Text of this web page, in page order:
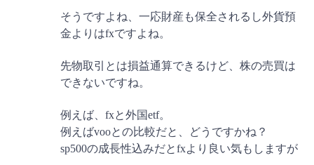
そうですよね、一応財産も保全されるし外貨預
金よりはfxですよね。
先物取引とは損益通算できるけど、株の売買は
できないですね。
例えば、fxと外国etf。
例えばvooとの比較だと、どうですかね？
sp500の成長性込みだとfxより良い気もしますが